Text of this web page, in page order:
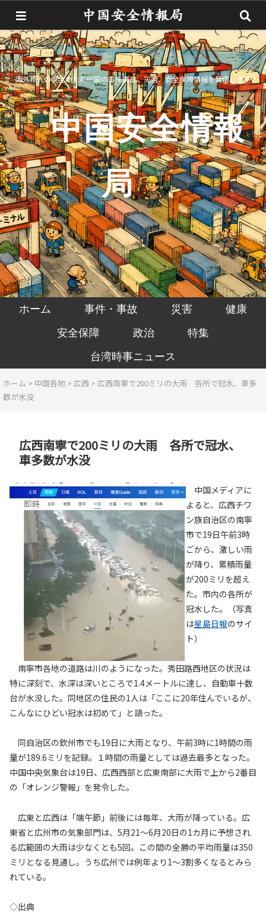
海外邦人の安全のため中国の事件事故、災害、安全保障情報を発信します
中国安全情報
局
ホーム 事件・事故 災害
健康
安全保障
政治
特集
台湾時事ニュース
ホーム > 中国各地 >広西 >広西南寧で200ミリの大雨 各所で冠水、車多
数が水没
広西南寧で200ミリの大雨 各所で冠水、
車多数が水没
中国メディアに
よると、広西チワ
ン族自治区の南寧
市で19日午前3時
ごから、激しい雨
が降り、累積雨量
が200ミリを超え
た。市内の各所が
冠水した。（写真
は星島日報のサイ
ト）
南寧市各地の道路は川のようになった。秀田路西地区の状況は
特に深刻で、水深は深いところで1.4メートルに達し、自動車十数
台が水没した。同地区の住民の1人は「ここに20年住んでいるが、
こんなにひどい冠水は初めて」と語った。
同自治区の欽州市でも19日に大雨となり、午前3時に1時間の雨
量が189.6ミリを記録。１時間の雨量としては過去最多となった。
中国中央気象台は19日、広西西部と広東南部に大雨で上から2番目
の「オレンジ警報」を発令した。
広東と広西は「端午節」前後には毎年、大雨が降っている。広
東省と広州市の気象部門は、5月21～6月20日の1カ月に予想され
る広範囲の大雨は少なくとも5回。この間の全勝の平均雨量は350
ミリとなる見通し。うち広州では例年より1～3割多くなるとみら
れている。
◇出典